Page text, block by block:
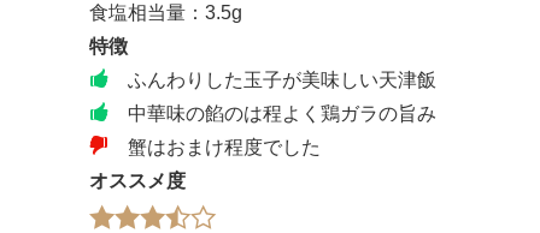
食塩相当量：3.5g
特徴
ふんわりした玉子が美味しい天津飯
中華味の餡のは程よく鶏ガラの旨み
蟹はおまけ程度でした
オススメ度